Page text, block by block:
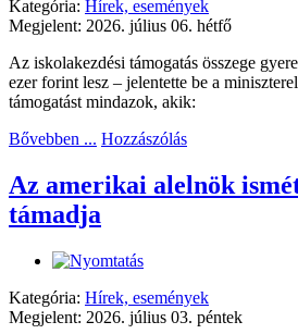
Kategória: Hírek, események
Megjelent: 2026. július 06. hétfő
Az iskolakezdési támogatás összege
ezer forint lesz – jelentette be a
támogatást mindazok, akik:
Bővebben ... Hozzászólás
Az amerikai alelnök
támadja
Kategória: Hírek, események
Megjelent: 2026. július 03. péntek